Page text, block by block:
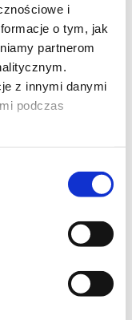
i
o tym, jak
partnerom
z innymi danymi
podczas
orzechowe.